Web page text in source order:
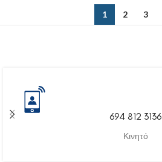
1 2 3
694 812 3136
Κινητό